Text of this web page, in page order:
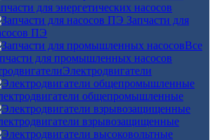
для энергетических насосов
Запчасти для
ПЭ
Все
для промышленных насосов
Электродвигатели
общепромышленные
взрывозащищенные